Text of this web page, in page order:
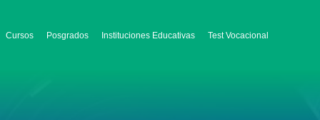
Cursos Posgrados Instituciones Educativas Test Vocacional